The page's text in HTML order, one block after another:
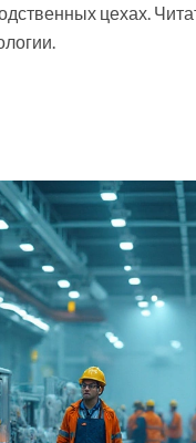
цехах.